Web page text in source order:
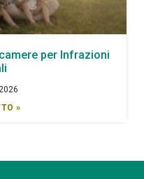
per Infrazioni
»